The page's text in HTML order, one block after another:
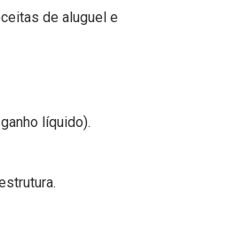
de aluguel e
líquido).